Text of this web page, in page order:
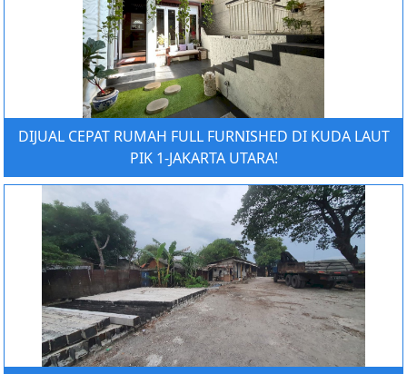
DIJUAL CEPAT RUMAH FULL FURNISHED DI KUDA LAUT
PIK 1-JAKARTA UTARA!